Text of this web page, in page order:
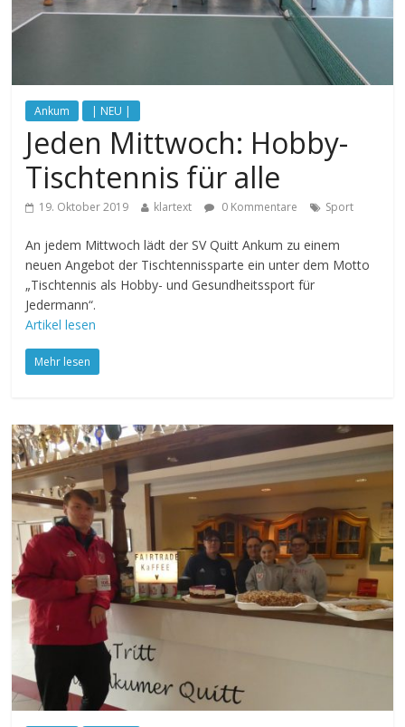
Ankum | NEU |
Jeden Mittwoch: Hobby-
Tischtennis für alle
19. Oktober 2019 klartext 0 Kommentare Sport
An jedem Mittwoch lädt der SV Quitt Ankum zu einem
neuen Angebot der Tischtennissparte ein unter dem Motto
„Tischtennis als Hobby- und Gesundheitssport für
Jedermann“.
Artikel lesen
Mehr lesen